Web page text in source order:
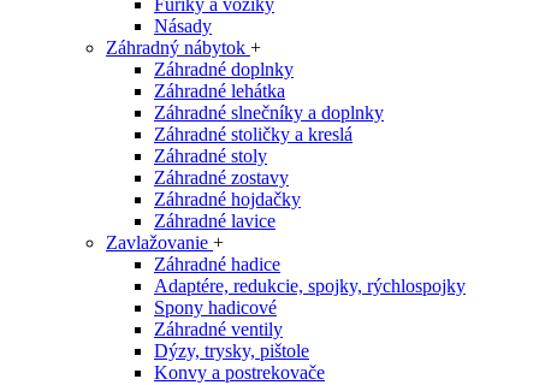
Fúriky a vozíky
Násady
Záhradný nábytok +
Záhradné doplnky
Záhradné lehátka
Záhradné slnečníky a doplnky
Záhradné stoličky a kreslá
Záhradné stoly
Záhradné zostavy
Záhradné hojdačky
Záhradné lavice
Zavlažovanie +
Záhradné hadice
Adaptére, redukcie, spojky, rýchlospojky
Spony hadicové
Záhradné ventily
Dýzy, trysky, pištole
Konvy a postrekovače